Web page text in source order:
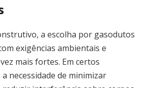
a escolha por gasodutos
exigências ambientais e
mais fortes. Em certos
necessidade de minimizar